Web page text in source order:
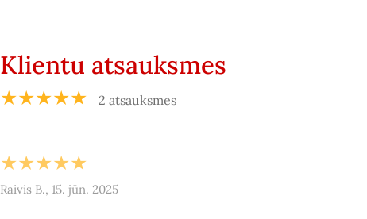
Klientu atsauksmes
★★★★★ 2 atsauksmes
★★★★★
Raivis B., 15. jūn. 2025